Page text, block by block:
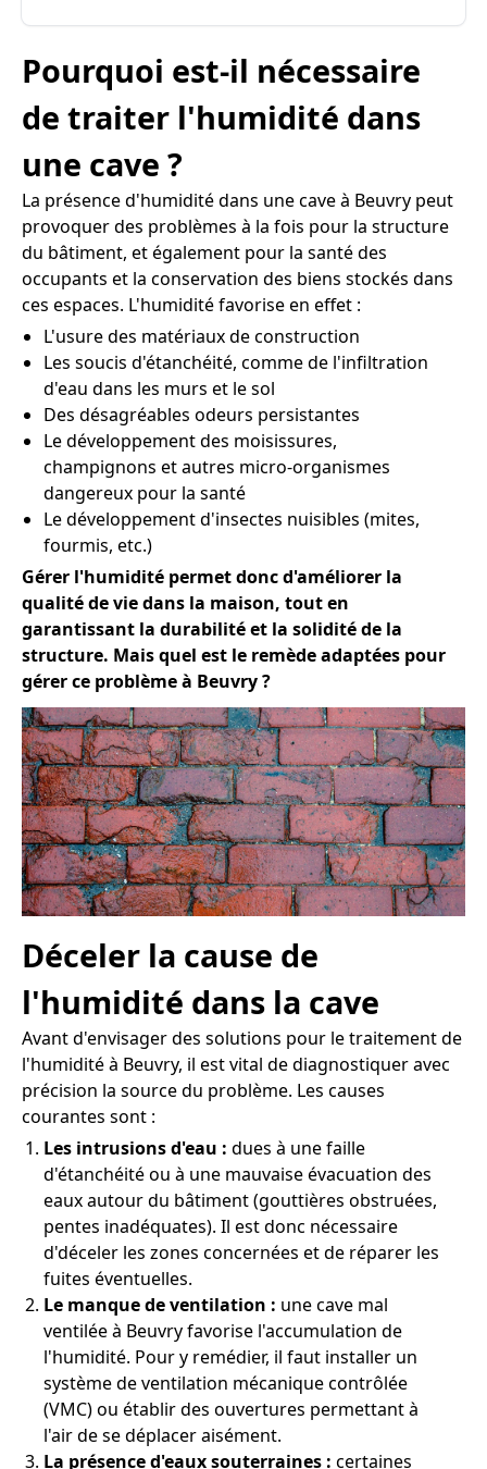
Pourquoi est-il nécessaire
de traiter l'humidité dans
une cave ?
La présence d'humidité dans une cave à Beuvry peut
provoquer des problèmes à la fois pour la structure
du bâtiment, et également pour la santé des
occupants et la conservation des biens stockés dans
ces espaces. L'humidité favorise en effet :
L'usure des matériaux de construction
Les soucis d'étanchéité, comme de l'infiltration
d'eau dans les murs et le sol
Des désagréables odeurs persistantes
Le développement des moisissures,
champignons et autres micro-organismes
dangereux pour la santé
Le développement d'insectes nuisibles (mites,
fourmis, etc.)
Gérer l'humidité permet donc d'améliorer la
qualité de vie dans la maison, tout en
garantissant la durabilité et la solidité de la
structure. Mais quel est le remède adaptées pour
gérer ce problème à Beuvry ?
Déceler la cause de
l'humidité dans la cave
Avant d'envisager des solutions pour le traitement de
l'humidité à Beuvry, il est vital de diagnostiquer avec
précision la source du problème. Les causes
courantes sont :
Les intrusions d'eau : dues à une faille
d'étanchéité ou à une mauvaise évacuation des
eaux autour du bâtiment (gouttières obstruées,
pentes inadéquates). Il est donc nécessaire
d'déceler les zones concernées et de réparer les
fuites éventuelles.
Le manque de ventilation : une cave mal
ventilée à Beuvry favorise l'accumulation de
l'humidité. Pour y remédier, il faut installer un
système de ventilation mécanique contrôlée
(VMC) ou établir des ouvertures permettant à
l'air de se déplacer aisément.
La présence d'eaux souterraines : certaines